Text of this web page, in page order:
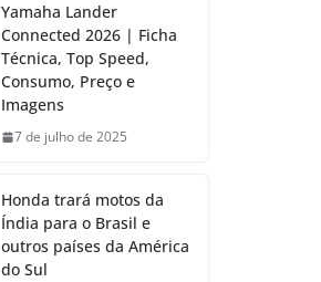
Yamaha Lander
Connected 2026 | Ficha
Técnica, Top Speed,
Consumo, Preço e
Imagens
7 de julho de 2025
Honda trará motos da
Índia para o Brasil e
outros países da América
do Sul